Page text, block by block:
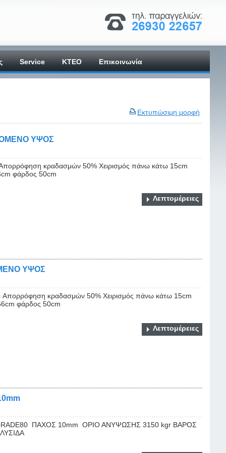
Service ΚΤΕΟ Επικοινωνία
Εκτυπώσιμη μορφή
ΥΨΟΣ
Απορρόφηση κραδασμών 50% Χειρισμός πάνω κάτω 15cm
φάρδος 50cm
Λεπτομέρειες
ΥΨΟΣ
Απορρόφηση κραδασμών 50% Χειρισμός πάνω κάτω 15cm
φάρδος 50cm
Λεπτομέρειες
ΠΑΧΟΣ 10mm ΟΡΙΟ ΑΝΥΨΩΣΗΣ 3150 kgr ΒΑΡΟΣ